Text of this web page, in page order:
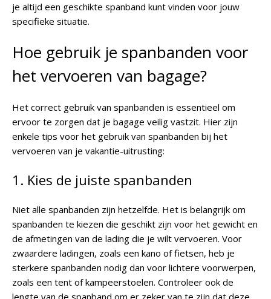
je altijd een geschikte spanband kunt vinden voor jouw
specifieke situatie.
Hoe gebruik je spanbanden voor
het vervoeren van bagage?
Het correct gebruik van spanbanden is essentieel om
ervoor te zorgen dat je bagage veilig vastzit. Hier zijn
enkele tips voor het gebruik van spanbanden bij het
vervoeren van je vakantie-uitrusting:
1. Kies de juiste spanbanden
Niet alle spanbanden zijn hetzelfde. Het is belangrijk om
spanbanden te kiezen die geschikt zijn voor het gewicht en
de afmetingen van de lading die je wilt vervoeren. Voor
zwaardere ladingen, zoals een kano of fietsen, heb je
sterkere spanbanden nodig dan voor lichtere voorwerpen,
zoals een tent of kampeerstoelen. Controleer ook de
lengte van de spanband om er zeker van te zijn dat deze